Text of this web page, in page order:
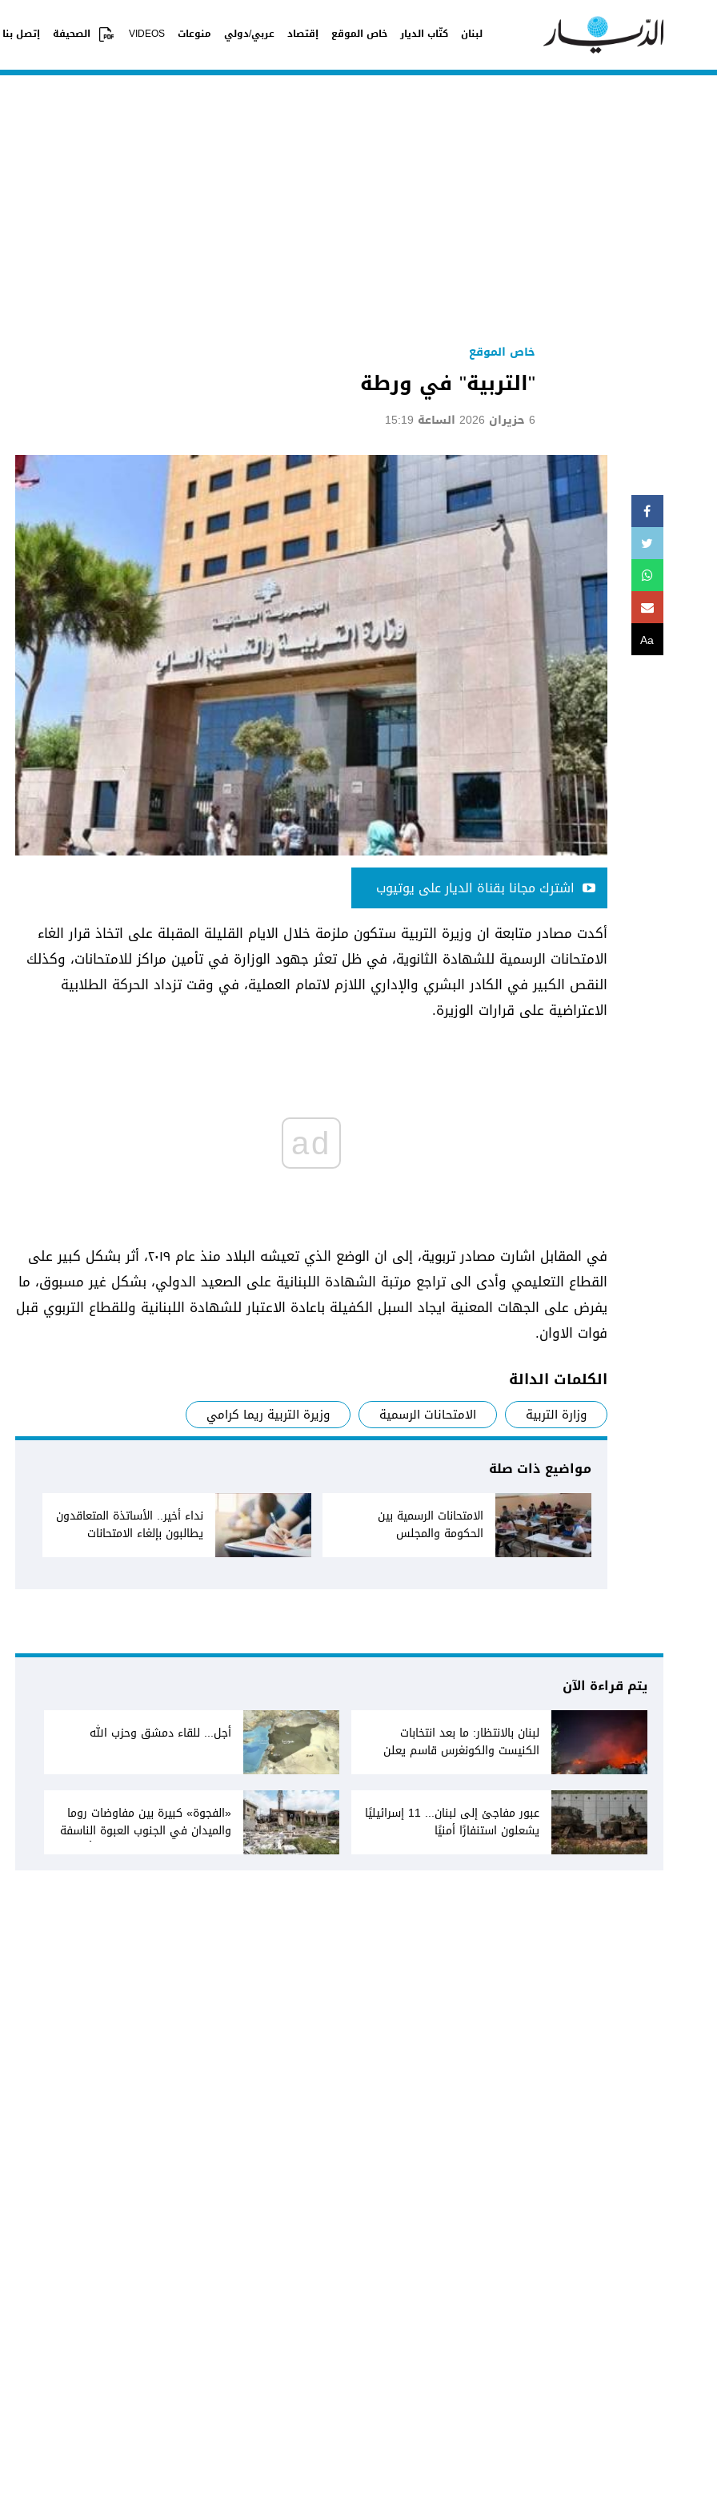
لبنان كتّاب الديار خاص الموقع إقتصاد عربي/دولي منوعات VIDEOS الصحيفة إتصل بنا
خاص الموقع
"التربية" في ورطة
6 حزيران 2026 الساعة 15:19
Aa
اشترك مجانا بقناة الديار على يوتيوب
أكدت مصادر متابعة ان وزيرة التربية ستكون ملزمة خلال الايام القليلة المقبلة على اتخاذ قرار الغاء
الامتحانات الرسمية للشهادة الثانوية، في ظل تعثر جهود الوزارة في تأمين مراكز للامتحانات، وكذلك
النقص الكبير في الكادر البشري والإداري اللازم لاتمام العملية، في وقت تزداد الحركة الطلابية
الاعتراضية على قرارات الوزيرة.
ad
في المقابل اشارت مصادر تربوية، إلى ان الوضع الذي تعيشه البلاد منذ عام ٢٠١٩، أثر بشكل كبير على
القطاع التعليمي وأدى الى تراجع مرتبة الشهادة اللبنانية على الصعيد الدولي، بشكل غير مسبوق، ما
يفرض على الجهات المعنية ايجاد السبل الكفيلة باعادة الاعتبار للشهادة اللبنانية وللقطاع التربوي قبل
فوات الاوان.
الكلمات الدالة
وزارة التربية الامتحانات الرسمية وزيرة التربية ريما كرامي
مواضيع ذات صلة
الامتحانات الرسمية بين
الحكومة والمجلس
نداء أخير.. الأساتذة المتعاقدون
يطالبون بإلغاء الامتحانات
يتم قراءة الآن
لبنان بالانتظار: ما بعد انتخابات
الكنيست والكونغرس قاسم يعلن
أجل... للقاء دمشق وحزب الله
عبور مفاجئ إلى لبنان... 11 إسرائيليًا
يشعلون استنفارًا أمنيًا
«الفجوة» كبيرة بين مفاوضات روما
والميدان في الجنوب العبوة الناسفة
في مجدل زون «رسالة» في أكثر من